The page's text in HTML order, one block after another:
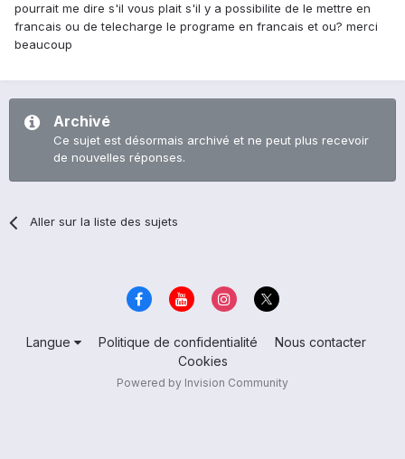
pourrait me dire s'il vous plait s'il y a possibilite de le mettre en
francais ou de telecharge le programe en francais et ou? merci
beaucoup
Archivé
Ce sujet est désormais archivé et ne peut plus recevoir
de nouvelles réponses.
Aller sur la liste des sujets
Langue Politique de confidentialité
Nous contacter
Cookies
Powered by Invision Community